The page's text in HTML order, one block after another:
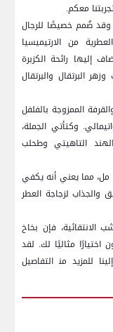
معكم.
دار كارتير هذا العطر الرائع ​في عام 1998، وقد ‌صُمم خصيصًا ⁤للرجال
من الارتيميسيا
إليها رائحة الكزبرة
البرتقال والبرتقال
الممزوجة بالفلفل
وكتأتي ⁢الجملة،
التاهيتي وطحلب
يأتي بخاخ ديكلاريشن​ او دي تواليت في⁤ حجم 100 مل، مما يعني⁣ أنه يكفي
والجذاب لزجاجة العطر
الانتقائية، فإن بخاخ
مثاليًا لك. لقد
للمزيد⁣ من‍ التفاصيل